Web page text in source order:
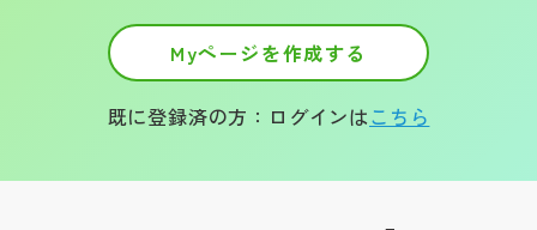
Myページを作成する
既に登録済の方：ログインはこちら